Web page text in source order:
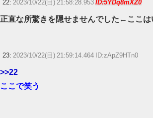
22: 2023/10/22(日) 21:58:28.953 ID:5YDq8mXZ0
正直な所驚きを隠せませんでした←ここは
23: 2023/10/22(日) 21:59:14.464 ID:zApZ9HTn0
>>22
ここで笑う